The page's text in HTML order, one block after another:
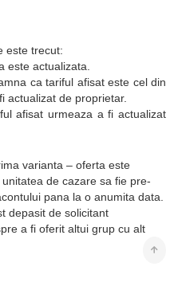
este trecut:
este actualizata.
ca tariful afisat este cel din
actualizat de proprietar.
afisat urmeaza a fi actualizat
varianta – oferta este
de cazare sa fie pre-
pana la o anumita data.
depasit de solicitant
a fi oferit altui grup cu alt